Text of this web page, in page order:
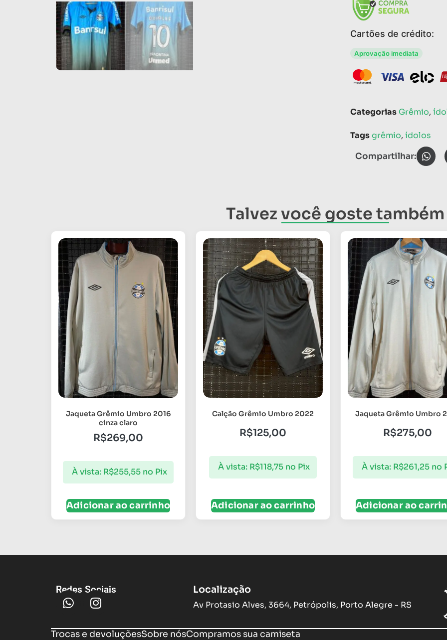
Cartões de crédito:
Aprovação imediata
Categorias Grêmio,
Tagsgrêmio, ídolos
Compartilhar:
Talvez você goste também
Jaqueta Grêmio Umbro 2016
cinza claro
R$269,00
À vista: R$255,55 no Pix
Adicionar ao carrinho
Calção Grêmio Umbro 2022
R$125,00
À vista: R$118,75 no Pix
Adicionar ao carrinho
Jaqueta Grêmio Umbro
R$275,00
À vista: R$261,25 no
Adicionar ao
Redes Sociais Localização
Av Protasio Alves, 3664, Petrópolis, Porto Alegre - RS
Trocas e devoluçõesSobre nósCompramos sua camiseta